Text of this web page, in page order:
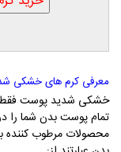
معرفی کرم های خشکی
خشکی شدید پوست
تمام پوست بدن شما را